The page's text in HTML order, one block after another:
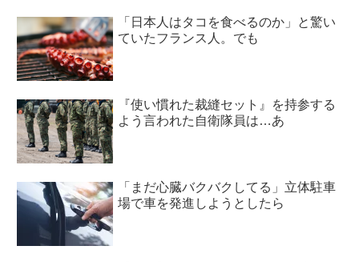
「日本人はタコを食べるのか」と驚い
ていたフランス人。でも
『使い慣れた裁縫セット』を持参する
よう言われた自衛隊員は…あ
「まだ心臓バクバクしてる」立体駐車
場で車を発進しようとしたら